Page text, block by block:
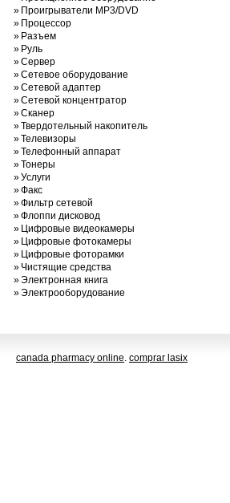
» Проигрыватели MP3/DVD
» Процессор
» Разъем
» Руль
»Сервер
»Сетевое оборудование
»Сетевой адаптер
»Сетевой концентратор
»Сканер
»Твердотельный накопитель
»Телевизоры
»Телефонный аппарат
»Тонеры
»Услуги
»Факс
»Фильтр сетевой
»Флоппи дисковод
» Цифровые видеокамеры
» Цифровые фотокамеры
» Цифровые фоторамки
» Чистящие средства
»Электронная книга
»Электрооборудование
canada pharmacy online. comprar lasix